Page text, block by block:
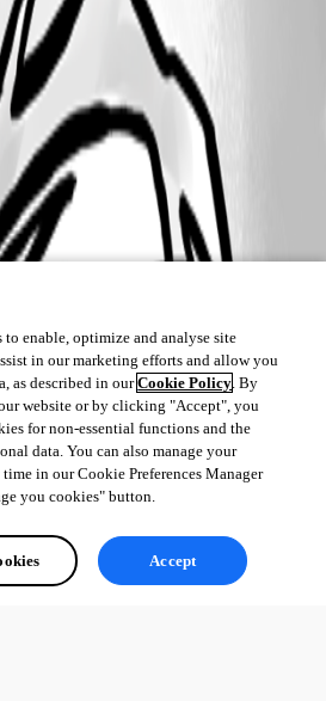
to enable, optimize and analyse site
in our marketing efforts and allow you
as described in ourCookie Policy. By
website or by clicking "Accept", you
for non-essential functions and the
data. You can also manage your
in our Cookie Preferences Manager
you cookies" button.
Accept